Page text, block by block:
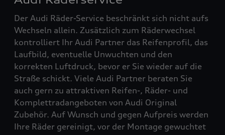
Der Audi Räder-Service beschränkt sich nicht aufs
Wechseln allein. Zusätzlich zum Räderwechsel
kontrolliert Ihr Audi Partner das Reifenprofil, das
Laufbild, eventuelle Unwuchten und den
korrekten Luftdruck, bevor er Sie wieder auf die
Straße schickt. Viele Audi Partner beraten Sie
auch gern zu attraktiven Reifen-, Räder- und
Komplettradangeboten von Audi Original
Zubehör. Auf Wunsch und gegen Aufpreis werden
Ihre Räder gereinigt, vor der Montage gewuchtet